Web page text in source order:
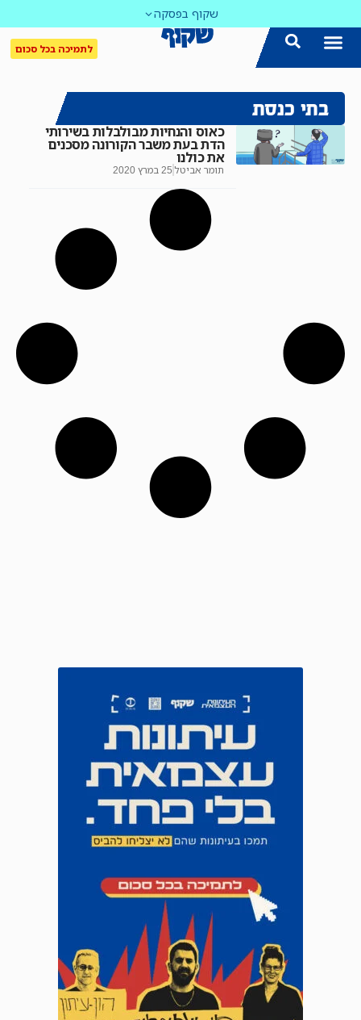
שקוף בפסקה
לתמיכה בכל סכום
בתי כנסת
כאוס והנחיות מבולבלות בשירותי
הדת בעת משבר הקורונה מסכנים
את כולנו
תומר אביטל 25 במרץ 2020